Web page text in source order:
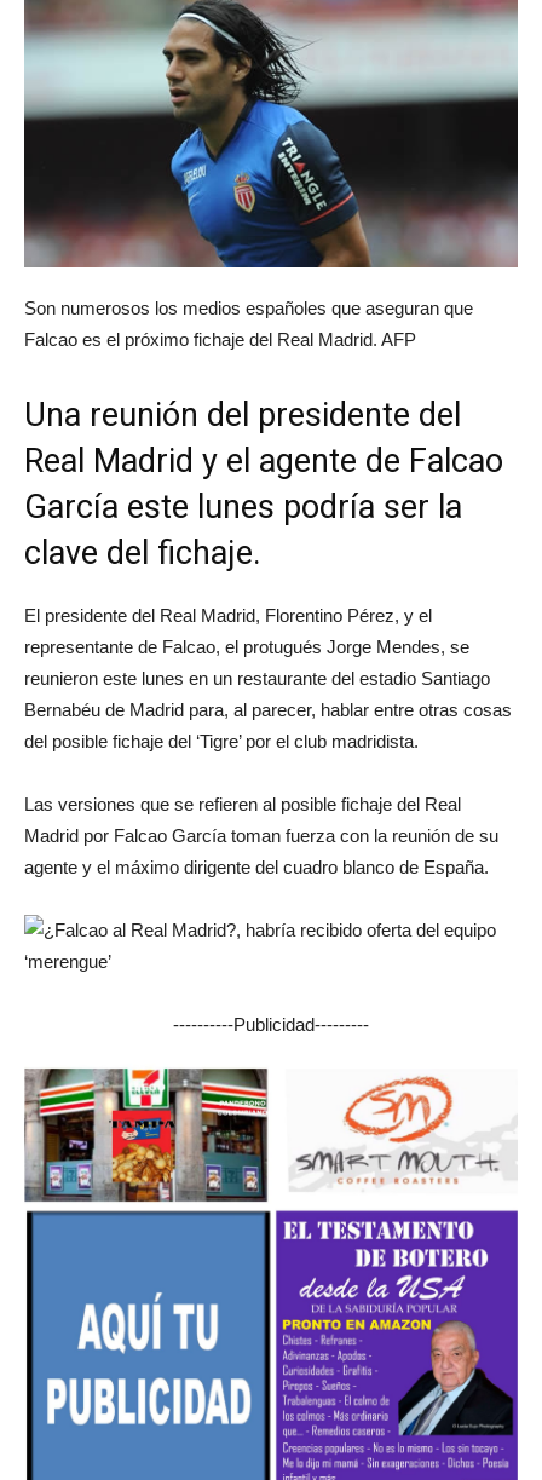
Son numerosos los medios españoles que aseguran que
Falcao es el próximo fichaje del Real Madrid. AFP
Una reunión del presidente del
Real Madrid y el agente de Falcao
García este lunes podría ser la
clave del fichaje.
El presidente del Real Madrid, Florentino Pérez, y el
representante de Falcao, el protugués Jorge Mendes, se
reunieron este lunes en un restaurante del estadio Santiago
Bernabéu de Madrid para, al parecer, hablar entre otras cosas
del posible fichaje del ‘Tigre’ por el club madridista.
Las versiones que se refieren al posible fichaje del Real
Madrid por Falcao García toman fuerza con la reunión de su
agente y el máximo dirigente del cuadro blanco de España.
----------Publicidad---------